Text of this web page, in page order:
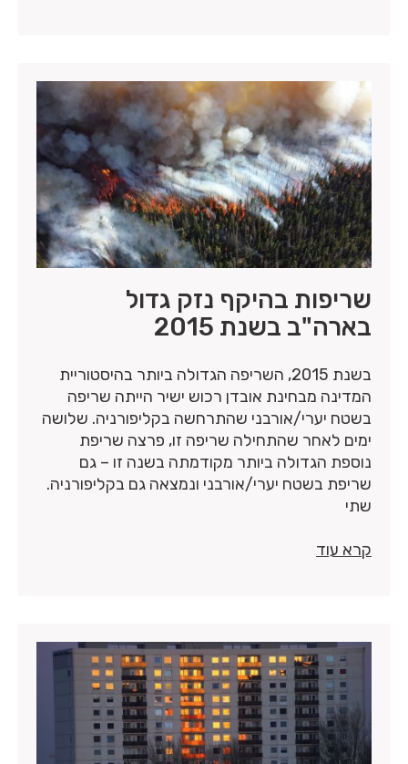
שריפות בהיקף נזק גדול
בארה"ב בשנת 2015
בשנת 2015, השריפה הגדולה ביותר בהיסטוריית
המדינה מבחינת אובדן רכוש ישיר הייתה שריפה
בשטח יערי/אורבני שהתרחשה בקליפורניה. שלושה
ימים לאחר שהתחילה שריפה זו, פרצה שריפת
נוספת הגדולה ביותר מקודמתה בשנה זו – גם
שריפת בשטח יערי/אורבני ונמצאה גם בקליפורניה.
שתי
קרא עוד